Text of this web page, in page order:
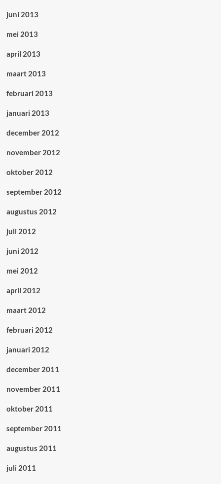
juni 2013
mei 2013
april 2013
maart 2013
februari 2013
januari 2013
december 2012
november 2012
oktober 2012
september 2012
augustus 2012
juli 2012
juni 2012
mei 2012
april 2012
maart 2012
februari 2012
januari 2012
december 2011
november 2011
oktober 2011
september 2011
augustus 2011
juli 2011